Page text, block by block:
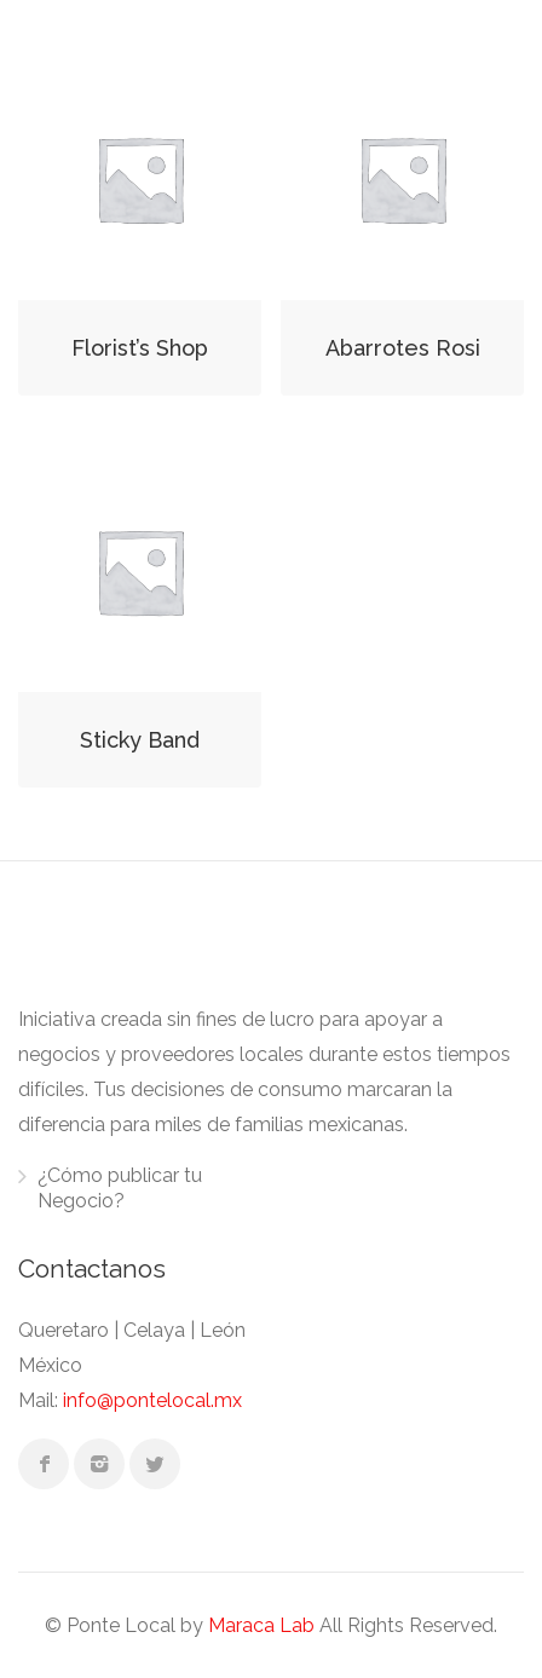
Florist’s Shop Abarrotes Rosi
Sticky Band
Iniciativa creada sin fines de lucro para apoyar a
negocios y proveedores locales durante estos tiempos
difíciles. Tus decisiones de consumo marcaran la
diferencia para miles de familias mexicanas.
¿Cómo publicar tu
Negocio?
Contactanos
Queretaro | Celaya | León
México
Mail: info@pontelocal.mx
© Ponte Local by Maraca Lab All Rights Reserved.